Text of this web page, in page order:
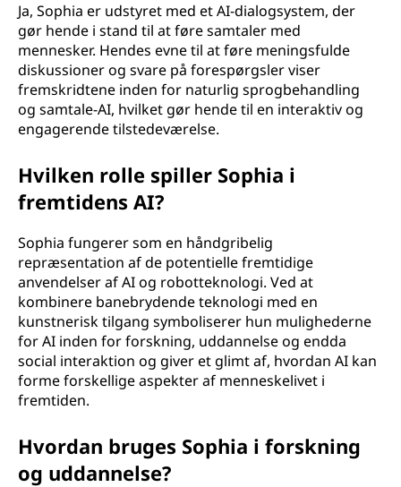
Ja, Sophia er udstyret med et AI-dialogsystem, der
gør hende i stand til at føre samtaler med
mennesker. Hendes evne til at føre meningsfulde
diskussioner og svare på forespørgsler viser
fremskridtene inden for naturlig sprogbehandling
og samtale-AI, hvilket gør hende til en interaktiv og
engagerende tilstedeværelse.
Hvilken rolle spiller Sophia i
fremtidens AI?
Sophia fungerer som en håndgribelig
repræsentation af de potentielle fremtidige
anvendelser af AI og robotteknologi. Ved at
kombinere banebrydende teknologi med en
kunstnerisk tilgang symboliserer hun mulighederne
for AI inden for forskning, uddannelse og endda
social interaktion og giver et glimt af, hvordan AI kan
forme forskellige aspekter af menneskelivet i
fremtiden.
Hvordan bruges Sophia i forskning
og uddannelse?